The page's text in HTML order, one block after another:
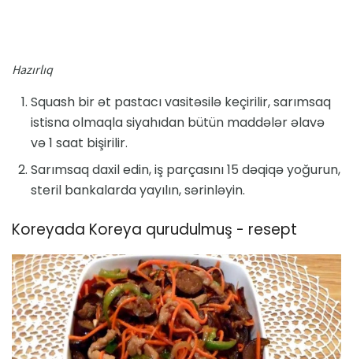
Hazırlıq
Squash bir ət pastacı vasitəsilə keçirilir, sarımsaq
istisna olmaqla siyahıdan bütün maddələr əlavə
və 1 saat bişirilir.
Sarımsaq daxil edin, iş parçasını 15 dəqiqə yoğurun,
steril bankalarda yayılın, sərinləyin.
Koreyada Koreya qurudulmuş - resept